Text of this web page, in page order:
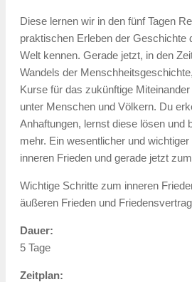
Diese lernen wir in den fünf Tagen
praktischen Erleben der Geschichte
Welt kennen. Gerade jetzt, in den
Wandels der
Kurse für das zukünftige
unter Menschen und Völkern. Du
Anhaftungen, lernst diese lösen und
mehr. Ein wesentlicher und
inneren Frieden und gerade jetzt
Wichtige Schritte zum inneren
äußeren Frieden und
Dauer:
5 Tage
Zeitplan: